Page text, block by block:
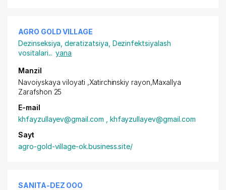
AGRO GOLD VILLAGE
Dezinseksiya, deratizatsiya Dezinfektsiyalash
vositalari... yana
Manzil
Navoiyskaya viloyati ,Xatirchinskiy rayon,Maxallya
Zarafshon 25
E-mail
khfayzullayev@gmail.com , khfayzullayev@gmail.com
Sayt
agro-gold-village-ok.business.site/
SANITA-DEZ ООО